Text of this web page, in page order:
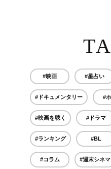
#映画 #星占い
#ドキュメンタリー #
#映画を聴く #ドラマ
#ランキング #BL
#コラム #週末シネマ